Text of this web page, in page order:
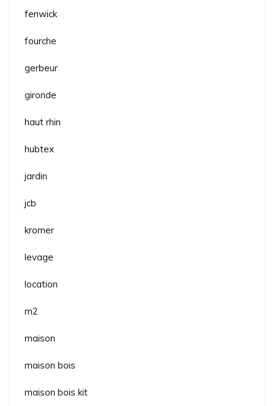
fenwick
fourche
gerbeur
gironde
haut rhin
hubtex
jardin
jcb
kromer
levage
location
m2
maison
maison bois
maison bois kit